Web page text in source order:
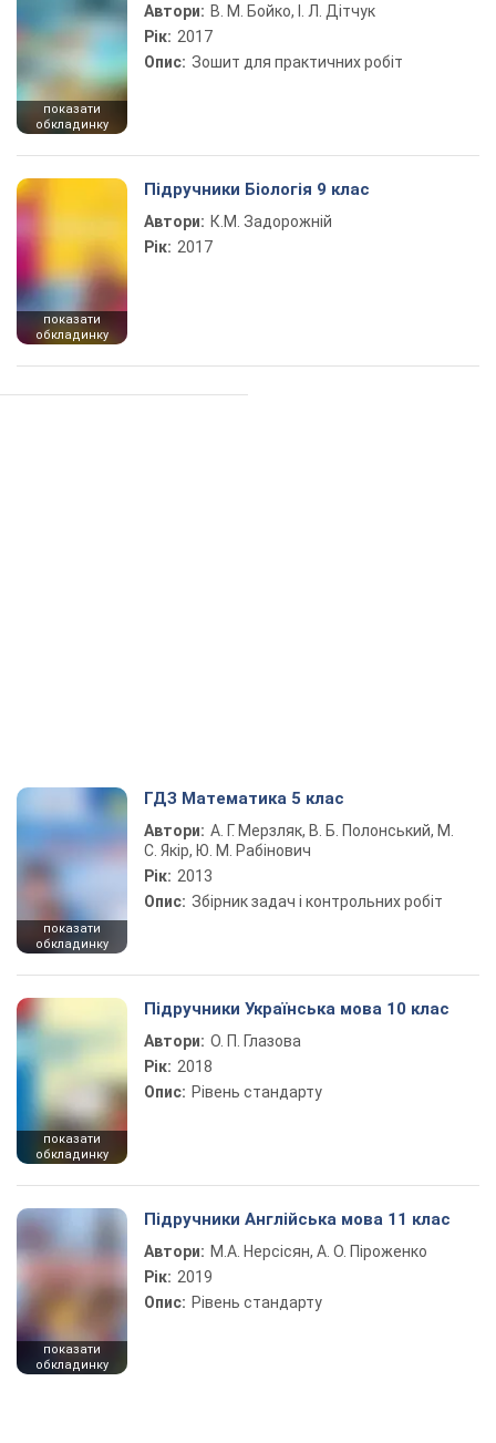
показати
обкладинку
Автори: В. М. Бойко, І. Л. Дітчук
Рік: 2017
Опис: Зошит для практичних робіт
показати
обкладинку
Підручники Біологія 9 клас
Автори: К.М. Задорожній
Рік: 2017
показати
обкладинку
ГДЗ Математика 5 клас
Автори: А. Г. Мерзляк, В. Б. Полонський, М.
С. Якір, Ю. М. Рабінович
Рік: 2013
Опис: Збірник задач і контрольних робіт
показати
обкладинку
Підручники Українська мова 10 клас
Автори: О. П. Глазова
Рік: 2018
Опис: Рівень стандарту
показати
обкладинку
Підручники Англійська мова 11 клас
Автори: М.А. Нерсісян, А. О. Піроженко
Рік: 2019
Опис: Рівень стандарту